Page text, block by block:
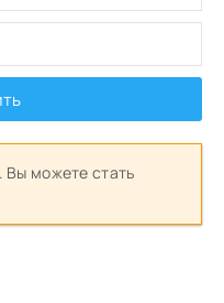
Вы можете стать